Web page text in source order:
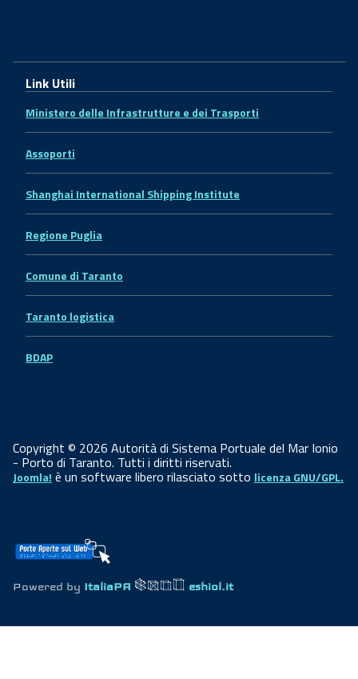
Link Utili
Ministero delle Infrastrutture e dei Trasporti
Assoporti
Shanghai International Shipping Institute
Regione Puglia
Comune di Taranto
Taranto logistica
BDAP
Copyright © 2026 Autorità di Sistema Portuale del Mar Ionio
- Porto di Taranto. Tutti i diritti riservati.
Joomla! è un software libero rilasciato sotto licenza GNU/GPL.
Powered by ItaliaPA eshiol.it